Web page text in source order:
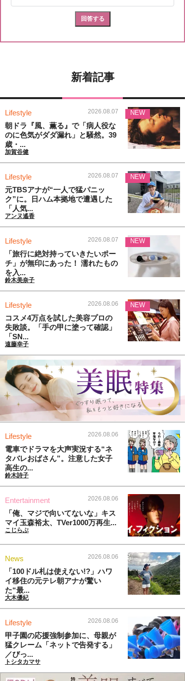
新着記事
Lifestyle 2026.08.07
朝ドラ『風、薫る』で「病人役な
のに色気がダダ漏れ」と騒然。39
歳・...
加賀谷健
NEW
Lifestyle 2026.08.07
元TBSアナが“一人で猛パニッ
ク”に。日ハム本拠地で遭遇した
「人気...
アンヌ遙香
NEW
Lifestyle 2026.08.07
「旅行に絶対持っていきたいポー
チ」が無印にあった！ 濡れたもの
を入...
鈴木美奈子
NEW
Lifestyle 2026.08.06
コスメ4万点を試した美容プロの
失敗談。「手の甲に塗って確認」
「SN...
遠藤幸子
NEW
Lifestyle 2026.08.06
電車でドラマを大声実況する“ネ
タバレおばさん”。注意した女子
高生の...
鈴木詩子
Entertainment 2026.08.06
「俺、マジで向いてないな」キス
マイ玉森裕太、TVer1000万再生...
こじらぶ
News 2026.08.06
「100ドル札は使えない!?」ハワ
イ移住の元テレ朝アナが驚い
た“最...
大木優紀
Lifestyle 2026.08.06
甲子園の応援強制参加に、母親が
猛クレーム「ネットで告発する」
／びっ...
トシタカマサ